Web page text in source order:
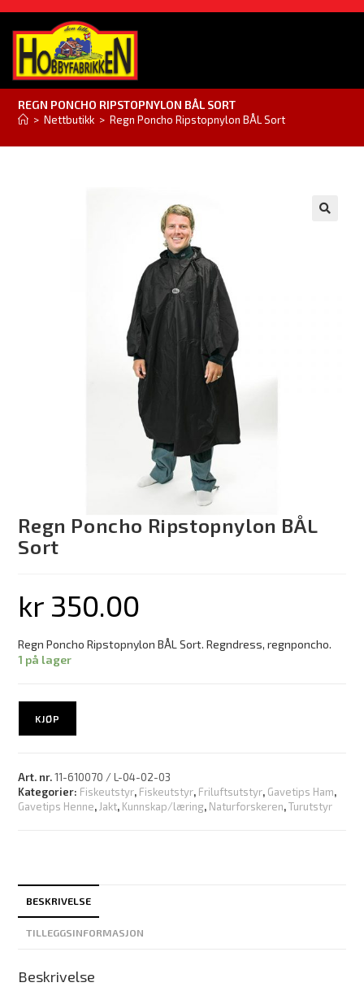
REGN PONCHO RIPSTOPNYLON BÅL SORT
> Nettbutikk > Regn Poncho Ripstopnylon BÅL Sort
Regn Poncho Ripstopnylon BÅL
Sort
kr 350.00
Regn Poncho Ripstopnylon BÅL Sort. Regndress, regnponcho.
1 på lager
KJØP
Art. nr.11-610070 / L-04-02-03
Kategorier: Fiskeutstyr, Fiskeutstyr, Friluftsutstyr, Gavetips Ham,
Gavetips Henne, Jakt, Kunnskap/læring, Naturforskeren,Turutstyr
BESKRIVELSE
TILLEGGSINFORMASJON
Beskrivelse